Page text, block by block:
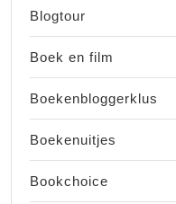
Blogtour
Boek en film
Boekenbloggerklus
Boekenuitjes
Bookchoice